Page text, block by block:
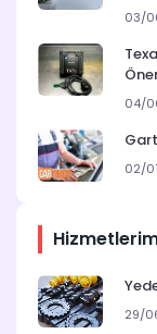
03/
04/
02/
29/